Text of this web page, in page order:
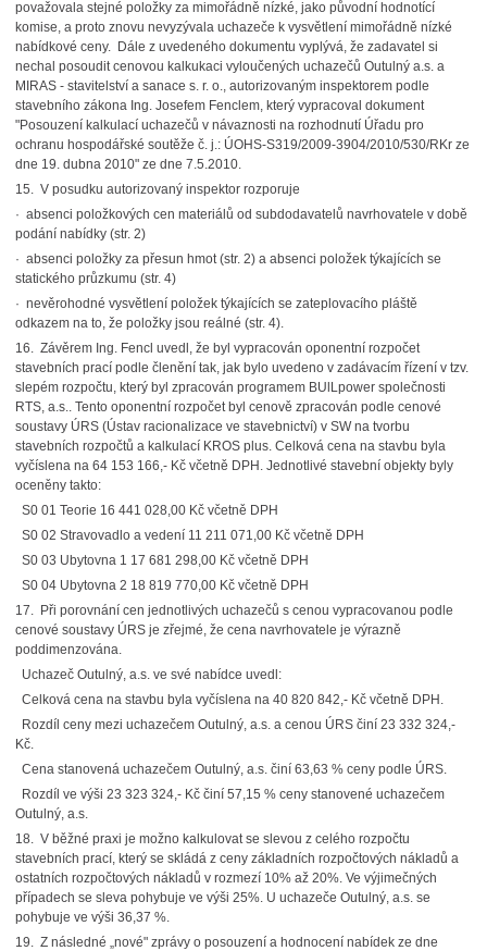
považovala stejné položky za mimořádně nízké, jako původní hodnotící
komise, a proto znovu nevyzývala uchazeče k vysvětlení mimořádně nízké
nabídkové ceny. Dále z uvedeného dokumentu vyplývá, že zadavatel si
nechal posoudit cenovou kalkukaci vyloučených uchazečů Outulný a.s. a
MIRAS - stavitelství a sanace s. r. o., autorizovaným inspektorem podle
stavebního zákona Ing. Josefem Fenclem, který vypracoval dokument
"Posouzení kalkulací uchazečů v návaznosti na rozhodnutí Úřadu pro
ochranu hospodářské soutěže č. j.: ÚOHS-S319/2009-3904/2010/530/RKr ze
dne 19. dubna 2010" ze dne 7.5.2010.
15. V posudku autorizovaný inspektor rozporuje
· absenci položkových cen materiálů od subdodavatelů navrhovatele v době
podání nabídky (str. 2)
· absenci položky za přesun hmot (str. 2) a absenci položek týkajících se
statického průzkumu (str. 4)
· nevěrohodné vysvětlení položek týkajících se zateplovacího pláště
odkazem na to, že položky jsou reálné (str. 4).
16. Závěrem Ing. Fencl uvedl, že byl vypracován oponentní rozpočet
stavebních prací podle členění tak, jak bylo uvedeno v zadávacím řízení v tzv.
slepém rozpočtu, který byl zpracován programem BUlLpower společnosti
RTS, a.s.. Tento oponentní rozpočet byl cenově zpracován podle cenové
soustavy ÚRS (Ústav racionalizace ve stavebnictví) v SW na tvorbu
stavebních rozpočtů a kalkulací KROS plus. Celková cena na stavbu byla
vyčíslena na 64 153 166,- Kč včetně DPH. Jednotlivé stavební objekty byly
oceněny takto:
S0 01 Teorie 16 441 028,00 Kč včetně DPH
S0 02 Stravovadlo a vedení 11 211 071,00 Kč včetně DPH
S0 03 Ubytovna 1 17 681 298,00 Kč včetně DPH
S0 04 Ubytovna 2 18 819 770,00 Kč včetně DPH
17. Při porovnání cen jednotlivých uchazečů s cenou vypracovanou podle
cenové soustavy ÚRS je zřejmé, že cena navrhovatele je výrazně
poddimenzována.
Uchazeč Outulný, a.s. ve své nabídce uvedl:
Celková cena na stavbu byla vyčíslena na 40 820 842,- Kč včetně DPH.
Rozdíl ceny mezi uchazečem Outulný, a.s. a cenou ÚRS činí 23 332 324,-
Kč.
Cena stanovená uchazečem Outulný, a.s. činí 63,63 % ceny podle ÚRS.
Rozdíl ve výši 23 323 324,- Kč činí 57,15 % ceny stanovené uchazečem
Outulný, a.s.
18. V běžné praxi je možno kalkulovat se slevou z celého rozpočtu
stavebních prací, který se skládá z ceny základních rozpočtových nákladů a
ostatních rozpočtových nákladů v rozmezí 10% až 20%. Ve výjimečných
případech se sleva pohybuje ve výši 25%. U uchazeče Outulný, a.s. se
pohybuje ve výši 36,37 %.
19. Z následné „nové" zprávy o posouzení a hodnocení nabídek ze dne